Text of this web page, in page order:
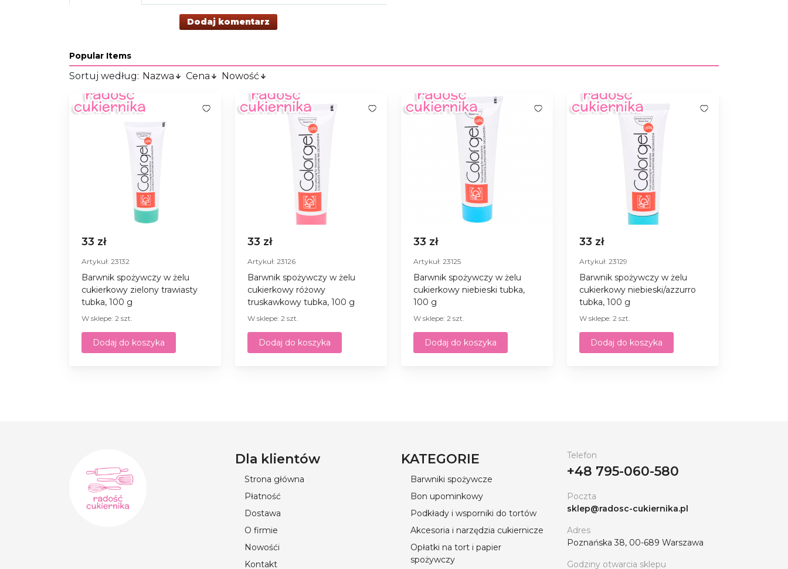
Dodaj komentarz
Popular Items
Sortuj według: Nazwa Cena Nowość
33 zł
Artykuł: 23132
Barwnik spożywczy w żelu
cukierkowy zielony trawiasty
tubka, 100 g
W sklepe: 2 szt.
Dodaj do koszyka
33 zł
Artykuł: 23126
Barwnik spożywczy w żelu
cukierkowy różowy
truskawkowy tubka, 100 g
W sklepe: 2 szt.
Dodaj do koszyka
33 zł
Artykuł: 23125
Barwnik spożywczy w żelu
cukierkowy niebieski tubka,
100 g
W sklepe: 2 szt.
Dodaj do koszyka
33 zł
Artykuł: 23129
Barwnik spożywczy w żelu
cukierkowy niebieski/azzurro
tubka, 100 g
W sklepe: 2 szt.
Dodaj do koszyka
Dla klientów
Strona główna
Płatność
Dostawa
O firmie
Nowośći
Kontakt
KATEGORIE
Barwniki spożywcze
Bon upominkowy
Podkłady i wsporniki do tortów
Akcesoria i narzędzia cukiernicze
Opłatki na tort i papier
spożywczy
Telefon
+48 795-060-580
Poczta
sklep@radosc-cukiernika.pl
Adres
Poznańska 38, 00-689 Warszawa
Godziny otwarcia sklepu